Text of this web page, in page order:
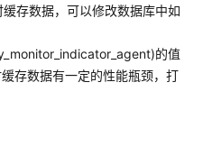
存数据，可以修改数据库中如
的值
存数据有一定的性能瓶颈，打